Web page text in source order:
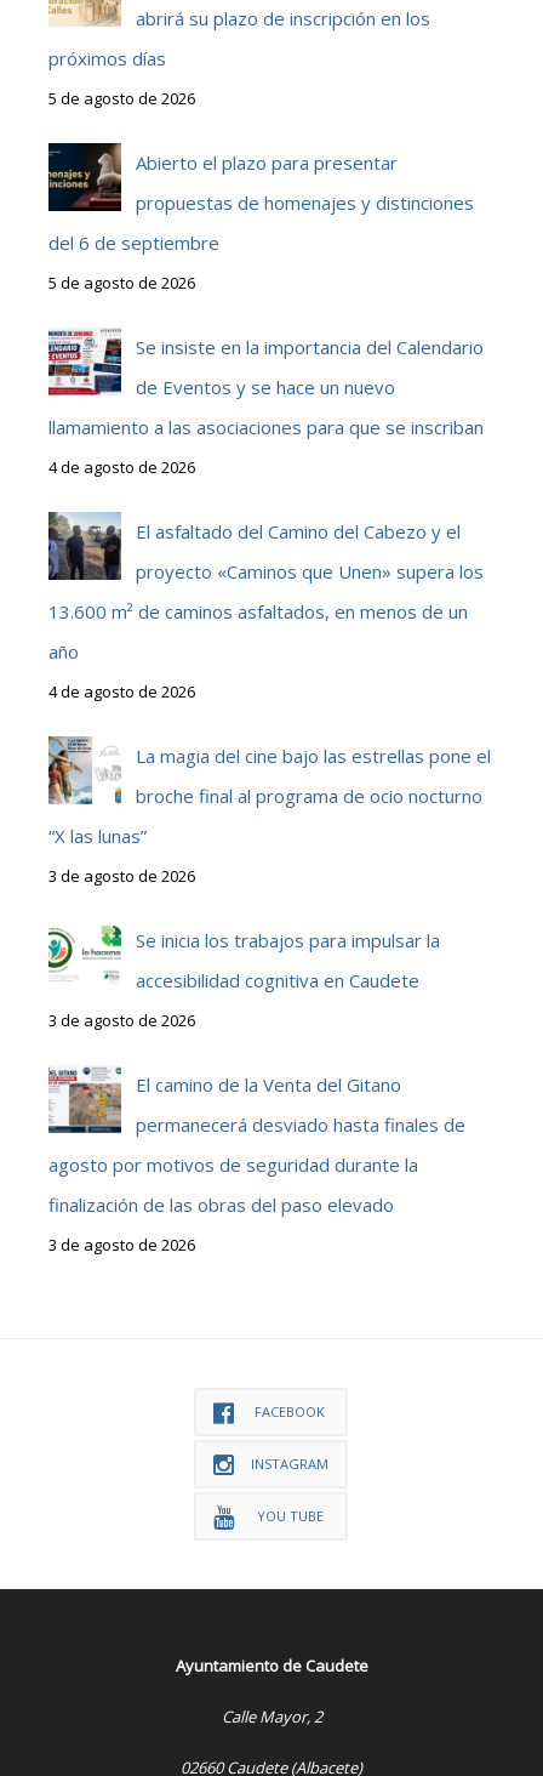
abrirá su plazo de inscripción en los
próximos días
5 de agosto de 2026
Abierto el plazo para presentar
propuestas de homenajes y distinciones
del 6 de septiembre
5 de agosto de 2026
Se insiste en la importancia del Calendario
de Eventos y se hace un nuevo
llamamiento a las asociaciones para que se inscriban
4 de agosto de 2026
El asfaltado del Camino del Cabezo y el
proyecto «Caminos que Unen» supera los
13.600 m² de caminos asfaltados, en menos de un
año
4 de agosto de 2026
La magia del cine bajo las estrellas pone el
broche final al programa de ocio nocturno
“X las lunas”
3 de agosto de 2026
Se inicia los trabajos para impulsar la
accesibilidad cognitiva en Caudete
3 de agosto de 2026
El camino de la Venta del Gitano
permanecerá desviado hasta finales de
agosto por motivos de seguridad durante la
finalización de las obras del paso elevado
3 de agosto de 2026
FACEBOOK
INSTAGRAM
YOU TUBE
Ayuntamiento de Caudete
Calle Mayor, 2
02660 Caudete (Albacete)